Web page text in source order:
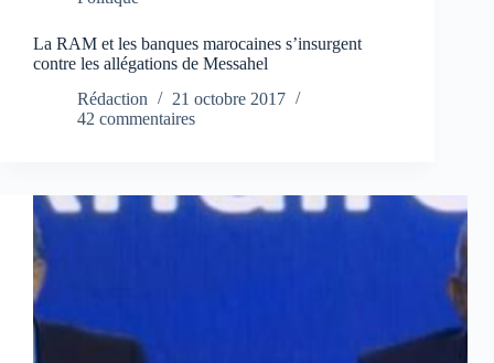
La RAM et les banques marocaines s’insurgent
contre les allégations de Messahel
Rédaction
21 octobre 2017
42 commentaires